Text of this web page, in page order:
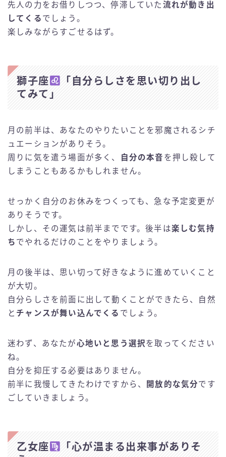
先人の力をお借りしつつ、停滞していた 流れが動き出
してくる でしょう。
楽しみながらすごせるはず。
獅子座
「自分らしさを思い切り出し
てみて」
月の前半は、あなたのやりたいことを邪魔されるシチ
ュエーションがありそう。
周りに気を遣う場面が多く、
自分の本音 を押し殺して
しまうこともあるかもしれません。
せっかく自分のお休みをつくっても、急な予定変更が
ありそうです。
しかし、その運気は前半までです。後半は楽しむ気持
ち でやれるだけのことをやりましょう。
月の後半は、思い切って好きなように進めていくこと
が大切。
自分らしさを前面に出して動くことができたら、自然
と チャンスが舞い込んでくる でしょう。
迷わず、あなたが心地いと思う選択を取ってください
ね。
自分を抑圧する必要はありません。
前半に我慢してきたわけですから、
開放的な気分です
ごしていきましょう。
乙女座
「心が温まる出来事がありそ